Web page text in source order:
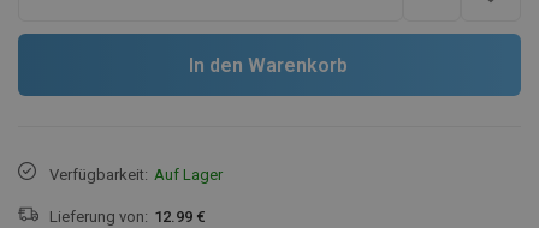
In den Warenkorb
Verfügbarkeit: Auf Lager
Lieferung von: 12.99 €